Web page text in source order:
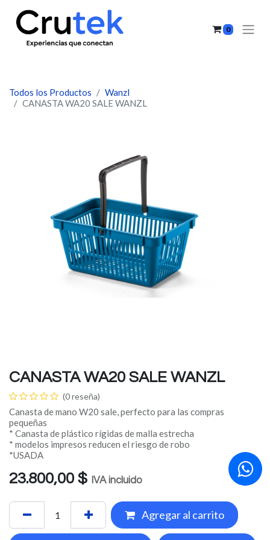
0
Todos los Productos
Wanzl
CANASTA WA20 SALE WANZL
CANASTA WA20 SALE WANZL
(0 reseña)
Canasta de mano W20 sale, perfecto para las compras
pequeñas
* Canasta de plástico rígidas de malla estrecha
* modelos impresos reducen el riesgo de robo
*USADA
23.800,00 $ IVA incluido
Agregar al carrito